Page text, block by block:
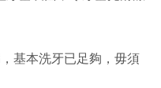
基本洗牙已足夠，毋須